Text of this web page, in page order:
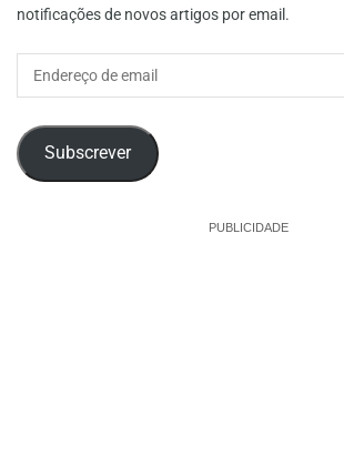
notificações de novos artigos por email.
Endereço
Subscrever
PUBLICIDADE